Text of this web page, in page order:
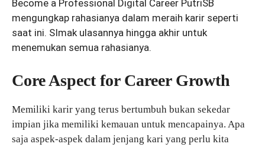
Become a Professional Digital Career PutriSB
mengungkap rahasianya dalam meraih karir seperti
saat ini. SImak ulasannya hingga akhir untuk
menemukan semua rahasianya.
Core Aspect for Career Growth
Memiliki karir yang terus bertumbuh bukan sekedar
impian jika memiliki kemauan untuk mencapainya. Apa
saja aspek-aspek dalam jenjang kari yang perlu kita